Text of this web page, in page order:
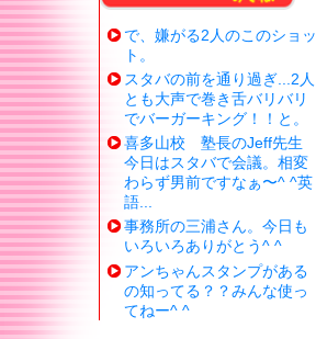
で、嫌がる2人のこのショッ
ト。
スタバの前を通り過ぎ...2人
とも大声で巻き舌バリバリ
でバーガーキング！！と。
喜多山校 塾長のJeff先生
今日はスタバで会議。相変
わらず男前ですなぁ〜^ ^英
語...
事務所の三浦さん。今日も
いろいろありがとう^ ^
アンちゃんスタンプがある
の知ってる？？みんな使っ
てねー^ ^